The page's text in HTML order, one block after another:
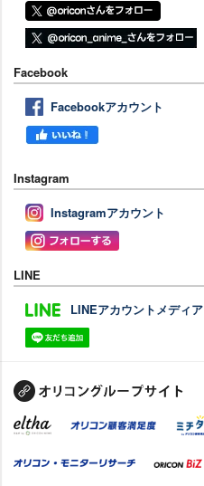
Facebook
Facebookアカウント
Instagram
Instagramアカウント
LINE
LINEアカウントメディア